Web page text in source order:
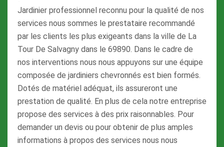
Jardinier professionnel reconnu pour la qualité de nos
services nous sommes le prestataire recommandé
par les clients les plus exigeants dans la ville de La
Tour De Salvagny dans le 69890. Dans le cadre de
nos interventions nous nous appuyons sur une équipe
composée de jardiniers chevronnés est bien formés.
Dotés de matériel adéquat, ils assureront une
prestation de qualité. En plus de cela notre entreprise
propose des services à des prix raisonnables. Pour
demander un devis ou pour obtenir de plus amples
informations à propos des services nous nous